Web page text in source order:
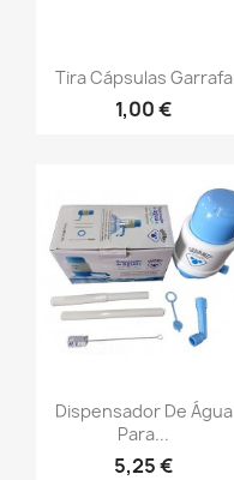
Tira Cápsulas Garrafa
1,00 €
Dispensador De Água
Para...
5,25 €